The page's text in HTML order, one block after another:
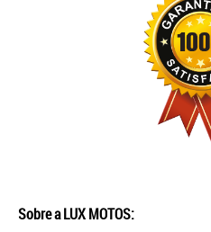
Sobre a LUX MOTOS: